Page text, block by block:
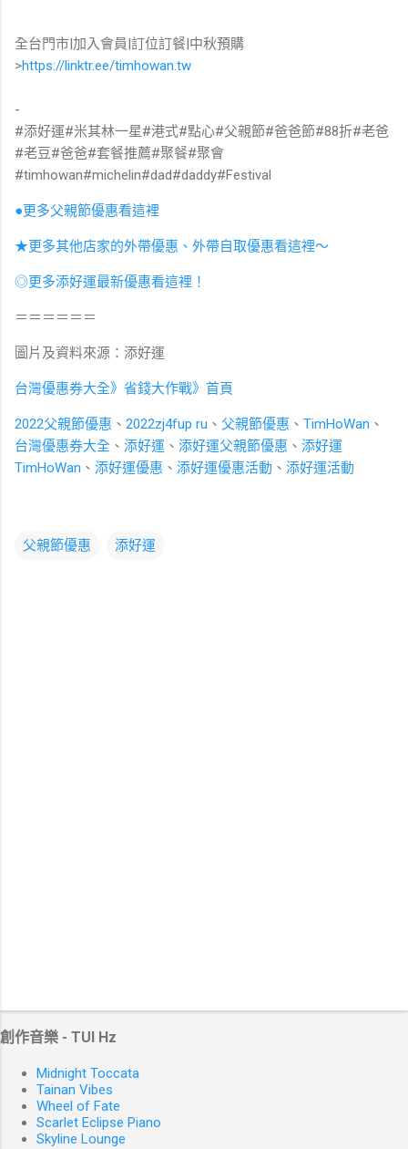
全台門市|加入會員|訂位訂餐|中秋預購⁣⁣⁣⁣⁣⁣⁣⁣⁣⁣⁣⁣⁣
>https://linktr.ee/timhowan.tw⁣⁣⁣⁣⁣⁣⁣⁣⁣⁣⁣⁣
-⁣⁣⁣⁣⁣⁣⁣
#添好運#米其林一星#港式#點心#父親節#爸爸節#88折#老爸
#老豆#爸爸#套餐推薦#聚餐#聚會
#timhowan#michelin#dad#daddy#Festival
●更多父親節優惠看這裡
★更多其他店家的外帶優惠、外帶自取優惠看這裡～
◎更多添好運最新優惠看這裡！
＝＝＝＝＝＝
圖片及資料來源：添好運
台灣優惠券大全》省錢大作戰》首頁
2022父親節優惠 、 2022zj4fup ru 、 父親節優惠 、 TimHoWan 、
台灣優惠券大全 、 添好運 、 添好運父親節優惠 、 添好運
TimHoWan 、 添好運優惠 、 添好運優惠活動 、 添好運活動
父親節優惠 添好運
創作音樂 - TUI Hz
Midnight Toccata
Tainan Vibes
Wheel of Fate
Scarlet Eclipse Piano
Skyline Lounge